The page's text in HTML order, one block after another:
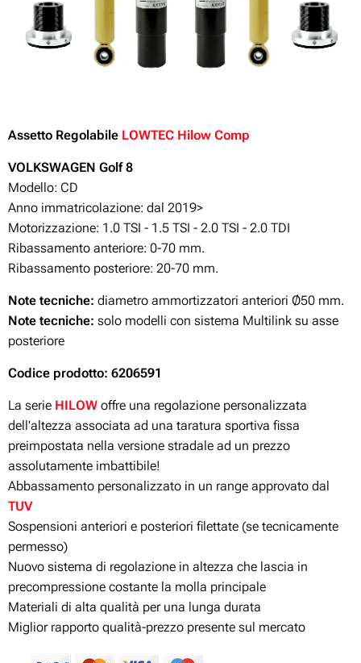
Assetto Regolabile LOWTEC Hilow Comp
VOLKSWAGEN Golf 8
Modello: CD
Anno immatricolazione: dal 2019>
Motorizzazione: 1.0 TSI - 1.5 TSI - 2.0 TSI - 2.0 TDI
Ribassamento anteriore: 0-70 mm.
Ribassamento posteriore: 20-70 mm.
Note tecniche: diametro ammortizzatori anteriori Ø50 mm.
Note tecniche: solo modelli con sistema Multilink su asse
posteriore
Codice prodotto: 6206591
La serie HILOW offre una regolazione personalizzata
dell'altezza associata ad una taratura sportiva fissa
preimpostata nella versione stradale ad un prezzo
assolutamente imbattibile!
Abbassamento personalizzato in un range approvato dal
TUV
Sospensioni anteriori e posteriori filettate (se tecnicamente
permesso)
Nuovo sistema di regolazione in altezza che lascia in
precompressione costante la molla principale
Materiali di alta qualità per una lunga durata
Miglior rapporto qualità-prezzo presente sul mercato